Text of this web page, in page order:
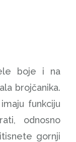
boje i na
brojčanika.
funkciju
odnosno
gornji